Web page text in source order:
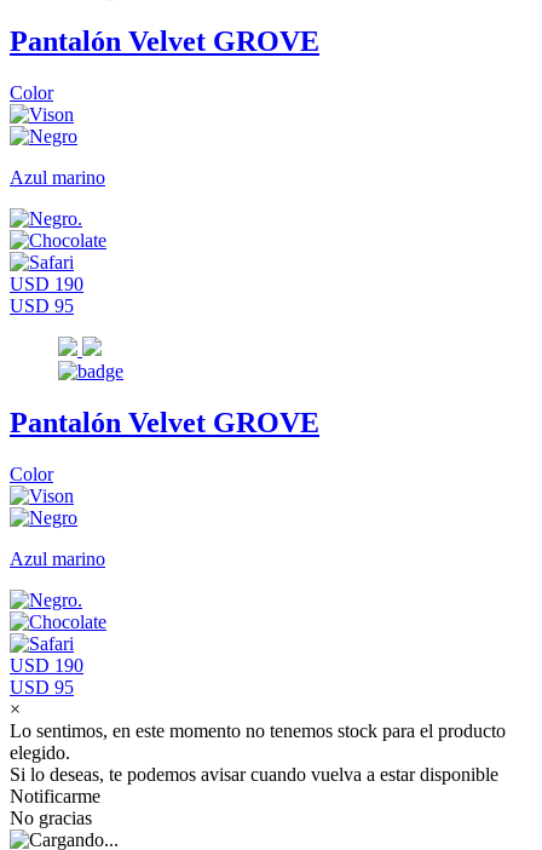
Pantalón Velvet GROVE
Color
Azul marino
USD 190
USD 95
Pantalón Velvet GROVE
Color
Azul marino
USD 190
USD 95
×
Lo sentimos, en este momento no tenemos stock para el producto
elegido.
Si lo deseas, te podemos avisar cuando vuelva a estar disponible
Notificarme
No gracias